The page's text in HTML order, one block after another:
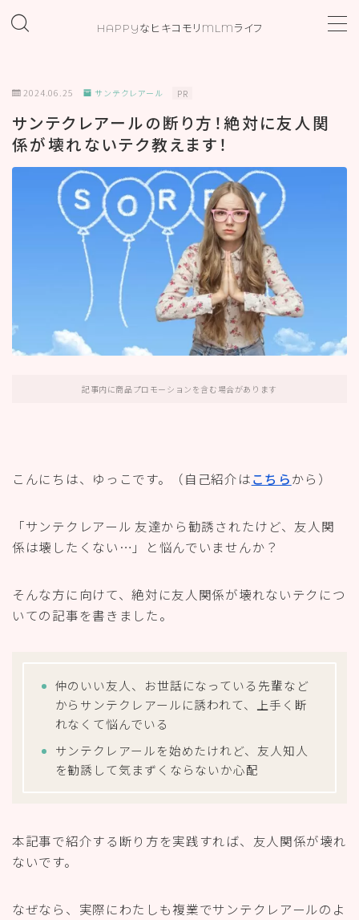
HAPPYなヒキコモリMLMライフ
プロフィール
お問い合わせ
カテゴリー
2024.06.25 サンテクレアール PR
サンテクレアールの断り方！絶対に友人関
係が壊れないテク教えます！
記事内に商品プロモーションを含む場合があります
こんにちは、ゆっこです。（自己紹介はこちらから）
「サンテクレアール 友達から勧誘されたけど、友人関
係は壊したくない…」と悩んでいませんか？
そんな方に向けて、絶対に友人関係が壊れないテクにつ
いての記事を書きました。
仲のいい友人、お世話になっている先輩など
からサンテクレアールに誘われて、上手く断
れなくて悩んでいる
サンテクレアールを始めたけれど、友人知人
を勧誘して気まずくならないか心配
本記事で紹介する断り方を実践すれば、友人関係が壊れ
ないです。
なぜなら、実際にわたしも複業でサンテクレアールのよ